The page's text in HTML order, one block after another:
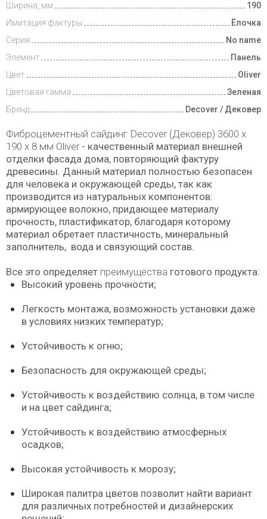
Ширина, мм
190
Имитация фактуры
Ёлочка
Серия
No name
Элемент
Панель
Цвет
Oliver
Цветовая гамма
Зеленая
Бренд
Decover / Дековер
Фиброцементный сайдинг Decover (Дековер) 3600 x
190 x 8 мм Oliver - качественный материал внешней
отделки фасада дома, повторяющий фактуру
древесины. Данный материал полностью безопасен
для человека и окружающей среды, так как
производится из натуральных компонентов:
армирующее волокно, придающее материалу
прочность, пластификатор, благодаря которому
материал обретает пластичность, минеральный
заполнитель, вода и связующий состав.
Все это определяет преимущества готового продукта:
Высокий уровень прочности;
Легкость монтажа, возможность установки даже
в условиях низких температур;
Устойчивость к огню;
Безопасность для окружающей среды;
Устойчивость к воздействию солнца, в том числе
и на цвет сайдинга;
Устойчивость к воздействию атмосферных
осадков;
Высокая устойчивость к морозу;
Широкая палитра цветов позволит найти вариант
для различных потребностей и дизайнерских